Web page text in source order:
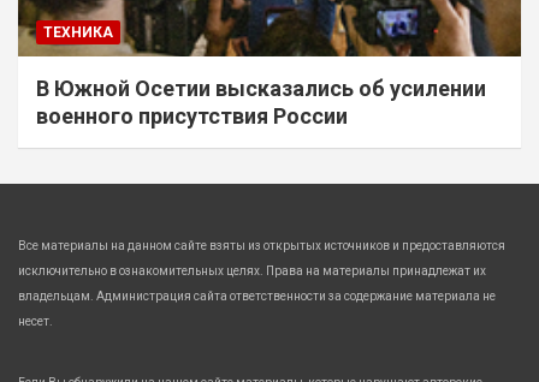
ТЕХНИКА
В Южной Осетии высказались об усилении
военного присутствия России
Все материалы на данном сайте взяты из открытых источников и предоставляются
исключительно в ознакомительных целях. Права на материалы принадлежат их
владельцам. Администрация сайта ответственности за содержание материала не
несет.